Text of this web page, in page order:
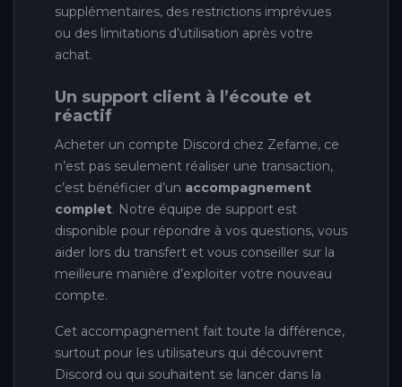
supplémentaires, des restrictions imprévues
ou des limitations d’utilisation après votre
achat.
Un support client à l’écoute et
réactif
Acheter un compte Discord chez Zefame, ce
n’est pas seulement réaliser une transaction,
c’est bénéficier d’un accompagnement
complet. Notre équipe de support est
disponible pour répondre à vos questions, vous
aider lors du transfert et vous conseiller sur la
meilleure manière d’exploiter votre nouveau
compte.
Cet accompagnement fait toute la différence,
surtout pour les utilisateurs qui découvrent
Discord ou qui souhaitent se lancer dans la